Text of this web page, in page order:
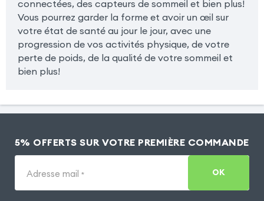
connectées, des capteurs de sommeil et bien plus!
Vous pourrez garder la forme et avoir un œil sur
votre état de santé au jour le jour, avec une
progression de vos activités physique, de votre
perte de poids, de la qualité de votre sommeil et
bien plus!
5% OFFERTS SUR VOTRE PREMIÈRE COMMANDE
Adresse mail * OK